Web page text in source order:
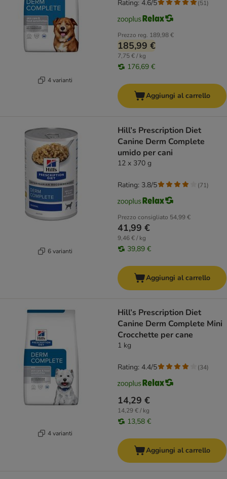
4 varianti
Prezzo reg. 189,98 €
185,99 €
7,75 € / kg
176,69 €
Rating: 4.6/5 (51)
Aggiungi al carrello
6 varianti
Hill’s Prescription Diet
Canine Derm Complete
umido per cani
12 x 370 g
Prezzo consigliato 54,99 €
41,99 €
9,46 € / kg
39,89 €
Rating: 3.8/5 (71)
Aggiungi al carrello
4 varianti
Hill’s Prescription Diet
Canine Derm Complete Mini
Crocchette per cane
1 kg
14,29 €
14,29 € / kg
13,58 €
Rating: 4.4/5 (34)
Aggiungi al carrello